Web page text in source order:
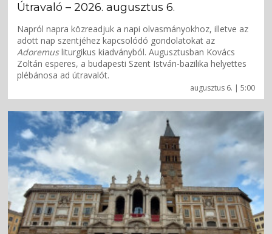
augusztus 6. | 5:00
Útravaló – 2026. augusztus 6.
Napról napra közreadjuk a napi olvasmányokhoz, illetve az
adott nap szentjéhez kapcsolódó gondolatokat az
Adoremusliturgikus kiadványból. Augusztusban Kovács
Zoltán esperes, a budapesti Szent István-bazilika helyettes
plébánosa ad útravalót.